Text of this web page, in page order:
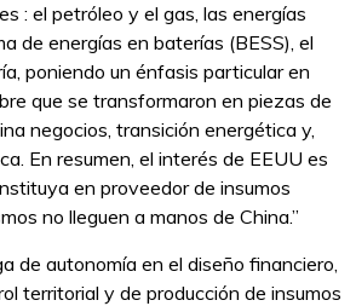
: el petróleo y el gas, las energías
de energías en baterías (BESS), el
poniendo un énfasis particular en
que se transformaron en piezas de
negocios, transición energética y,
En resumen, el interés de EEUU es
en proveedor de insumos
no lleguen a manos de China.”
de autonomía en el diseño financiero,
territorial y de producción de insumos